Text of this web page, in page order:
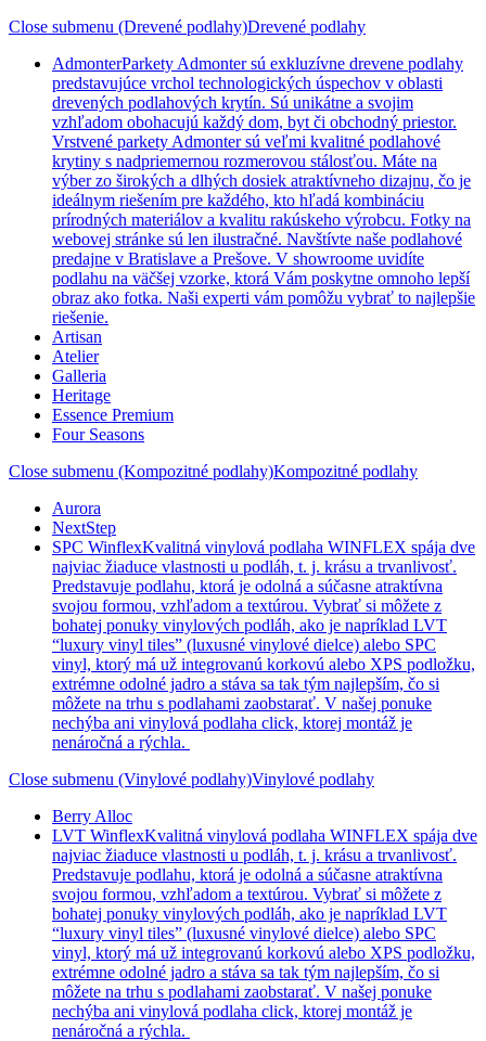
Close submenu (Drevené podlahy)Drevené podlahy
AdmonterParkety Admonter sú exkluzívne drevene podlahy
predstavujúce vrchol technologických úspechov v oblasti
drevených podlahových krytín. Sú unikátne a svojim
vzhľadom obohacujú každý dom, byt či obchodný priestor.
Vrstvené parkety Admonter sú veľmi kvalitné podlahové
krytiny s nadpriemernou rozmerovou stálosťou. Máte na
výber zo širokých a dlhých dosiek atraktívneho dizajnu, čo je
ideálnym riešením pre každého, kto hľadá kombináciu
prírodných materiálov a kvalitu rakúskeho výrobcu. Fotky na
webovej stránke sú len ilustračné. Navštívte naše podlahové
predajne v Bratislave a Prešove. V showroome uvidíte
podlahu na väčšej vzorke, ktorá Vám poskytne omnoho lepší
obraz ako fotka. Naši experti vám pomôžu vybrať to najlepšie
riešenie.
Artisan
Atelier
Galleria
Heritage
Essence Premium
Four Seasons
Close submenu (Kompozitné podlahy)Kompozitné podlahy
Aurora
NextStep
SPC WinflexKvalitná vinylová podlaha WINFLEX spája dve
najviac žiaduce vlastnosti u podláh, t. j. krásu a trvanlivosť.
Predstavuje podlahu, ktorá je odolná a súčasne atraktívna
svojou formou, vzhľadom a textúrou. Vybrať si môžete z
bohatej ponuky vinylových podláh, ako je napríklad LVT
“luxury vinyl tiles” (luxusné vinylové dielce) alebo SPC
vinyl, ktorý má už integrovanú korkovú alebo XPS podložku,
extrémne odolné jadro a stáva sa tak tým najlepším, čo si
môžete na trhu s podlahami zaobstarať. V našej ponuke
nechýba ani vinylová podlaha click, ktorej montáž je
nenáročná a rýchla.
Close submenu (Vinylové podlahy)Vinylové podlahy
Berry Alloc
LVT WinflexKvalitná vinylová podlaha WINFLEX spája dve
najviac žiaduce vlastnosti u podláh, t. j. krásu a trvanlivosť.
Predstavuje podlahu, ktorá je odolná a súčasne atraktívna
svojou formou, vzhľadom a textúrou. Vybrať si môžete z
bohatej ponuky vinylových podláh, ako je napríklad LVT
“luxury vinyl tiles” (luxusné vinylové dielce) alebo SPC
vinyl, ktorý má už integrovanú korkovú alebo XPS podložku,
extrémne odolné jadro a stáva sa tak tým najlepším, čo si
môžete na trhu s podlahami zaobstarať. V našej ponuke
nechýba ani vinylová podlaha click, ktorej montáž je
nenáročná a rýchla.